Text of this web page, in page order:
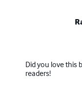
Did you love this
readers!